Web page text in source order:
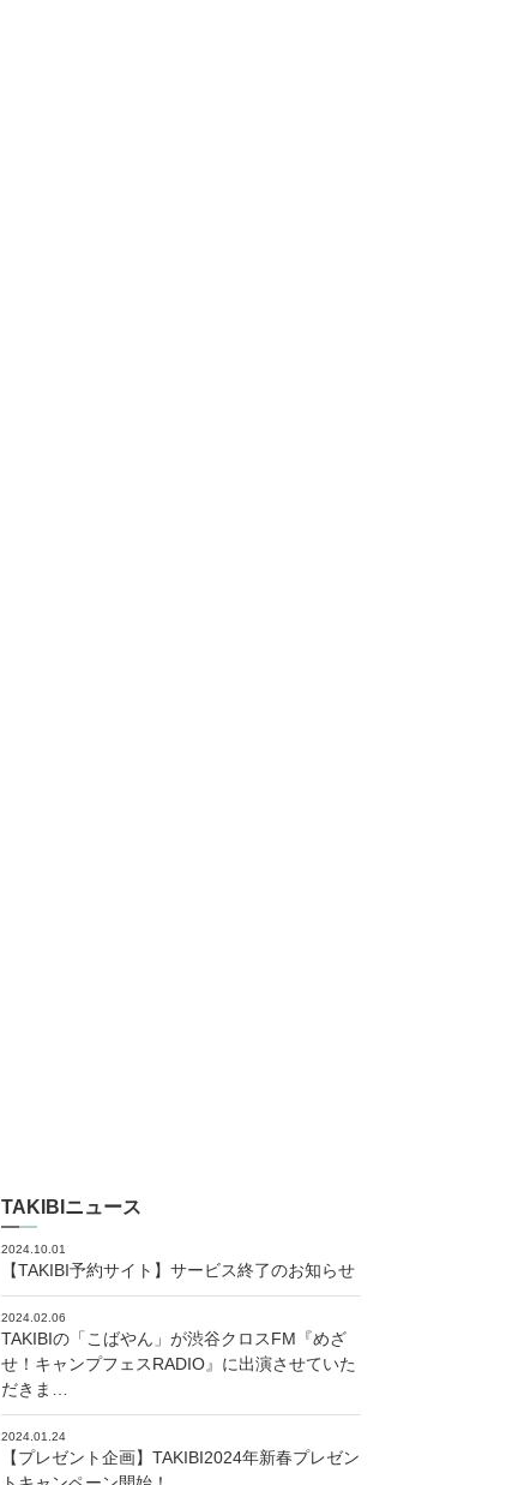
TAKIBIニュース
2024.10.01
【TAKIBI予約サイト】サービス終了のお知らせ
2024.02.06
TAKIBIの「こばやん」が渋谷クロスFM『めざ
せ！キャンプフェスRADIO』に出演させていた
だきま…
2024.01.24
【プレゼント企画】TAKIBI2024年新春プレゼン